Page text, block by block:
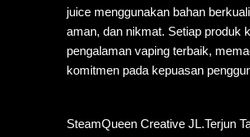
juice menggunakan bahan
aman, dan nikmat. Setiap produk
pengalaman vaping terbaik,
komitmen pada kepuasan
SteamQueen Creative JL.Terjun